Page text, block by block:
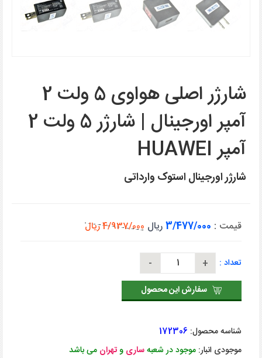
شارژر اصلی هواوی 5 ولت 2
آمپر اورجینال | شارژر 5 ولت 2
آمپر HUAWEI
شارژر اورجینال استوک وارداتی
قیمت : 3/477/000ریال 4/937/000 ریال
تعداد :
سفارش این محصول
شناسه محصول: 172306
موجودی انبار: موجود در شعبهساری وتهران می باشد